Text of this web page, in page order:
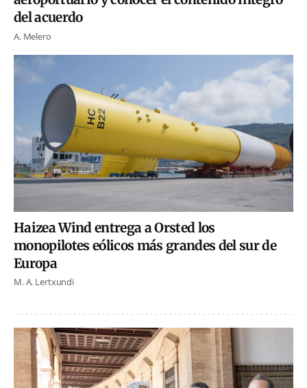
del acuerdo
A. Melero
Haizea Wind entrega a Orsted los
monopilotes eólicos más grandes del sur de
Europa
M. A. Lertxundi